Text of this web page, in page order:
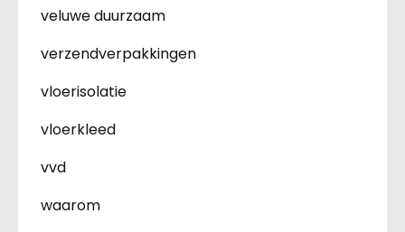
veluwe duurzaam
verzendverpakkingen
vloerisolatie
vloerkleed
vvd
waarom